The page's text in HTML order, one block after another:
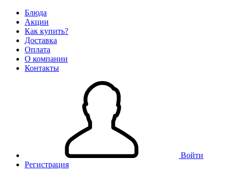
Блюда
Акции
Как купить?
Доставка
Оплата
О компании
Контакты
Войти
Регистрация